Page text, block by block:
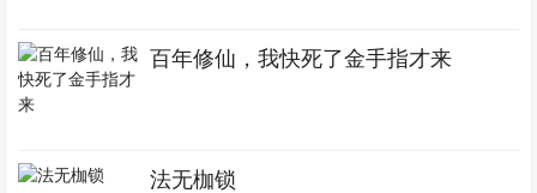
百年修仙，我快死了金手指才来
法无枷锁